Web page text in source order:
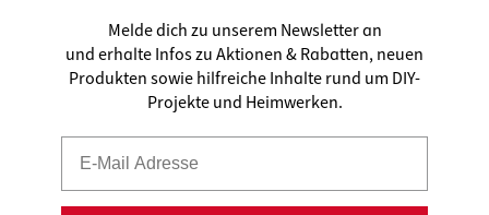
Melde dich zu unserem Newsletter an
und erhalte Infos zu Aktionen & Rabatten, neuen
Produkten sowie hilfreiche Inhalte rund um DIY-
Projekte und Heimwerken.